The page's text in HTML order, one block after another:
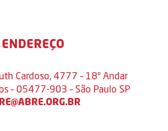
ENDEREÇO
Cardoso, 4777 – 18º Andar
– 05477-903 – São Paulo SP